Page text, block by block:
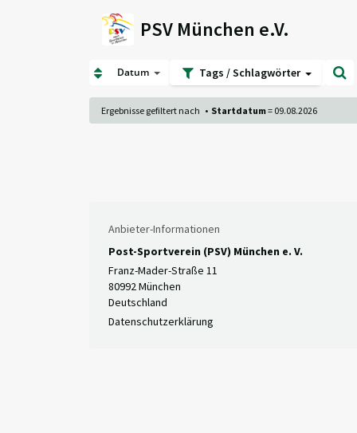
PSV München e.V.
Datum Tags / Schlagwörter
Ergebnisse gefiltert nach • Startdatum= 09.08.2026
Anbieter-Informationen
Post-Sportverein (PSV) München e. V.
Franz-Mader-Straße 11
80992 München
Deutschland
Datenschutzerklärung